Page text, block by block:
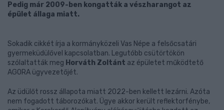
Pedig már 2009-ben kongatták a vészharangot az
épület állaga miatt.
Sokadik cikkét írja a kormányközeli Vas Népe a felsőcsatári
gyermeküdülővel kapcsolatban. Legutóbb csütörtökön
szólaltatták meg Horváth Zoltánt az épületet működtető
AGORA ügyvezetőjét.
Az üdülőt rossz állapota miatt 2022-ben kellett lezárni. Azóta
nem fogadott táborozókat. Ügye akkor került reflektorfénybe,